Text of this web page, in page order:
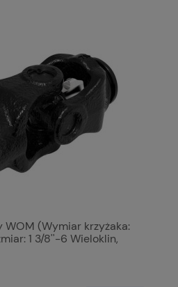
WOM (Wymiar krzyżaka:
1 3/8''-6 Wieloklin,
S.6401